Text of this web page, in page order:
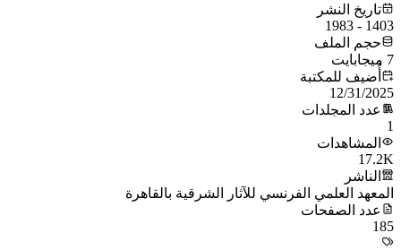
تاريخ النشر
1403 - 1983
حجم الملف
7 ميجابايت
أُضيف للمكتبة
12/31/2025
عدد المجلدات
1
المشاهدات
17.2K
الناشر
المعهد العلمي الفرنسي للآثار الشرقية بالقاهرة
عدد الصفحات
185